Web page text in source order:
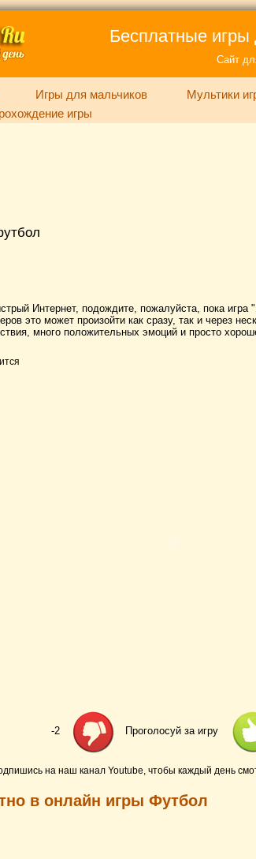
Бесплатные игры
Сайт
Игры для мальчиков Мультики
игры
Интернет, подождите, пожалуйста, пока игра
это может произойти как сразу, так и через
много положительных эмоций и просто
-2 Проголосуй за игру
на наш канал Youtube, чтобы каждый день
в онлайн игры Футбол